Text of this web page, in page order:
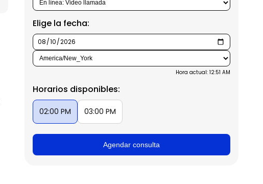
Elige la fecha:
Hora actual: 12:51 AM
Horarios disponibles:
02:00 PM 03:00 PM
Agendar consulta